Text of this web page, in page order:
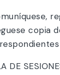
copia
DE